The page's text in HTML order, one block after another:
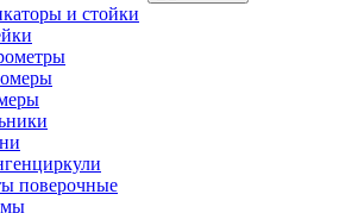
и стойки
поверочные